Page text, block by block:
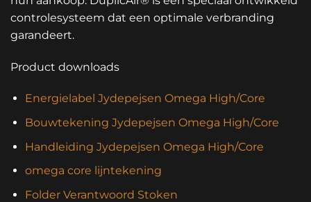
controlesysteem dat een optimale verbranding
garandeert.
Product downloads
Energielabel Jydepejsen Omega High/Core
Bouwtekening Jydepejsen Omega High/Core
Handleiding Jydepejsen Omega High/Core
omega core lijntekening
Folder Verantwoord Stoken